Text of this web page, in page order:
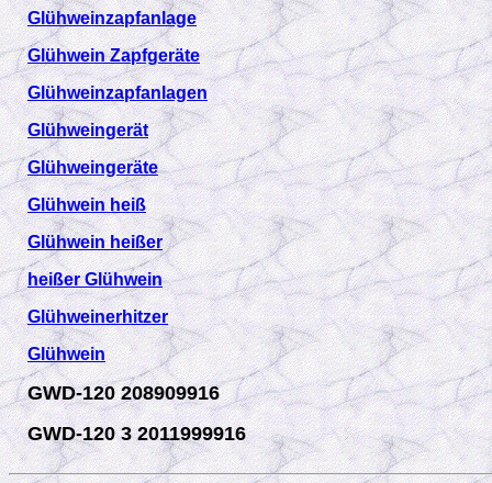
Glühweinzapfanlage
Glühwein Zapfgeräte
Glühweinzapfanlagen
Glühweingerät
Glühweingeräte
Glühwein heiß
Glühwein heißer
heißer Glühwein
Glühweinerhitzer
Glühwein
GWD-120 208909916
GWD-120 3 2011999916